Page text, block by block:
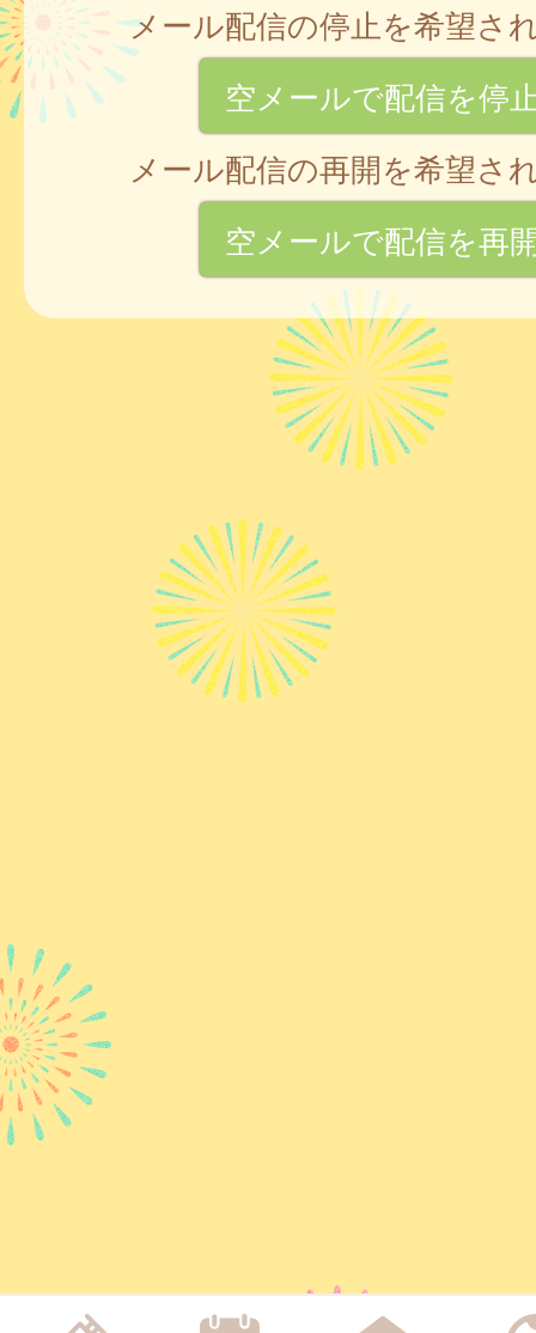
メール配信の停止を希望さ
空メールで配信を停
メール配信の再開を希望さ
空メールで配信を再